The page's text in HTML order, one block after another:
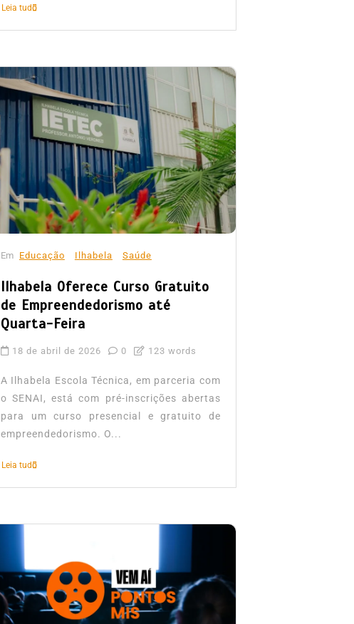
Leia tudo
Em Educação Ilhabela Saúde
Ilhabela Oferece Curso Gratuito
de Empreendedorismo até
Quarta-Feira
18 de abril de 2026 0 123 words
A Ilhabela Escola Técnica, em parceria com
o SENAI, está com pré-inscrições abertas
para um curso presencial e gratuito de
empreendedorismo. O...
Leia tudo